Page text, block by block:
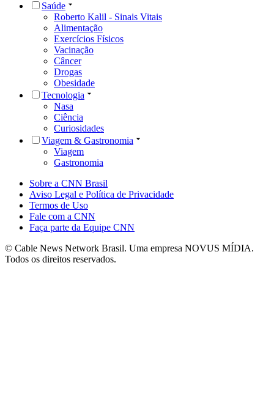
Saúde
Roberto Kalil - Sinais Vitais
Alimentação
Exercícios Físicos
Vacinação
Câncer
Drogas
Obesidade
Tecnologia
Nasa
Ciência
Curiosidades
Viagem & Gastronomia
Viagem
Gastronomia
Sobre a CNN Brasil
Aviso Legal e Política de Privacidade
Termos de Uso
Fale com a CNN
Faça parte da Equipe CNN
© Cable News Network Brasil. Uma empresa NOVUS MÍDIA.
Todos os direitos reservados.